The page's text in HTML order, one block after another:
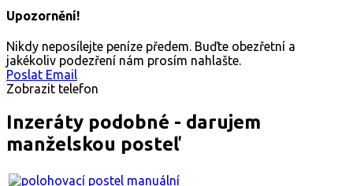
Upozornění!
Nikdy neposílejte peníze předem. Buďte obezřetní a
jakékoliv podezření nám prosím nahlašte.
Poslat Email
Zobrazit telefon
Inzeráty podobné - darujem
manželskou posteľ